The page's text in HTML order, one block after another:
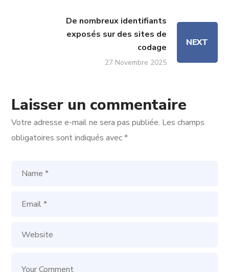
De nombreux identifiants
exposés sur des sites de
codage
27 Novembre 2025
NEXT
Laisser un commentaire
Votre adresse e-mail ne sera pas publiée. Les champs
obligatoires sont indiqués avec*